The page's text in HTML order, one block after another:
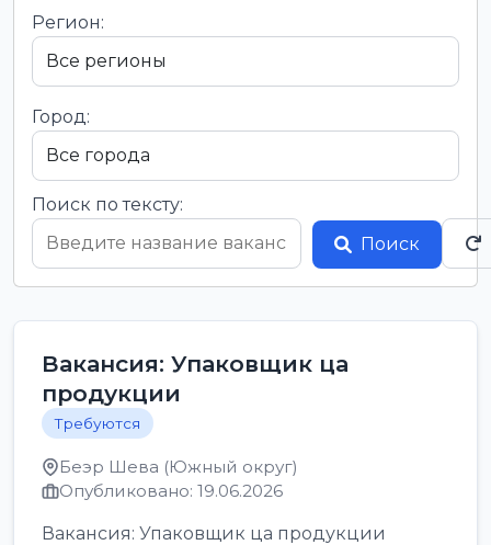
Регион:
Город:
Поиск по тексту:
Поиск
Вакансия: Упаковщик ца
продукции
Требуются
Беэр Шева (Южный округ)
Опубликовано: 19.06.2026
Вакансия: Упаковщик ца продукции